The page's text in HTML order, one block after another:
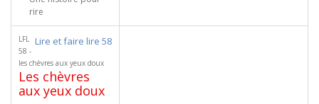
rire
Lire et faire lire 58
LFL
58 -
les chèvres aux yeux doux
Les chèvres
aux yeux doux